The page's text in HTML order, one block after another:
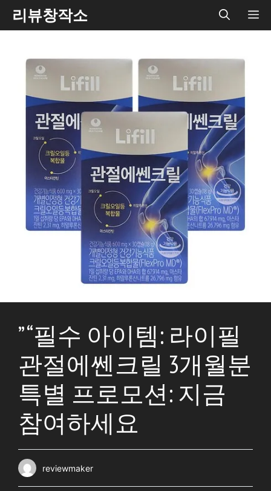
Skip리뷰창작소
” “필수 아이템: 라이필
관절에쎈크릴 3개월분
특별 프로모션: 지금
참여하세요
reviewmaker